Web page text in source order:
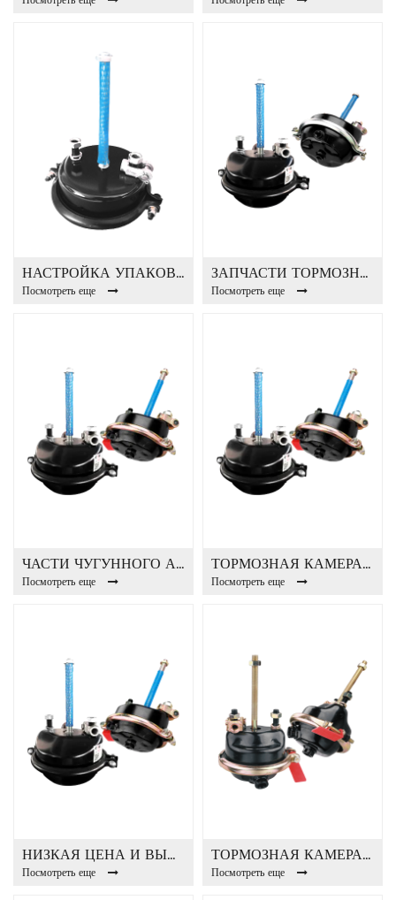
НАСТРОЙКА УПАКОВКИ ТОРМОЗНАЯ КАМЕРА T16
Посмотреть еще
ЗАПЧАСТИ ТОРМОЗНАЯ КАМЕРА T30-E
Посмотреть еще
ЧАСТИ ЧУГУННОГО АВТОБУСА ТОРМОЗНАЯ КАМЕРА T24-E
Посмотреть еще
ТОРМОЗНАЯ КАМЕРА Т20-Е ПРОФЕССИОНАЛЬНОГО ПРОИЗВОДСТВА
Посмотреть еще
НИЗКАЯ ЦЕНА И ВЫСОКОЕ КАЧЕСТВО ТОРМОЗНОЙ КАМЕРЫ T16-E
Посмотреть еще
ТОРМОЗНАЯ КАМЕРА T12E
Посмотреть еще